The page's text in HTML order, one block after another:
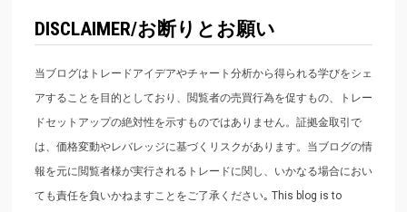
DISCLAIMER/お断りとお願い
当ブログはトレードアイデアやチャート分析から得られる学びをシェ
アすることを目的としており、閲覧者の売買行為を促すもの、トレー
ドセットアップの絶対性を示すものではありません。証拠金取引で
は、価格変動やレバレッジに基づくリスクがあります。当ブログの情
報を元に閲覧者様が実行されるトレードに関し、いかなる場合におい
ても責任を負いかねますことをご了承ください｡ This blog is to